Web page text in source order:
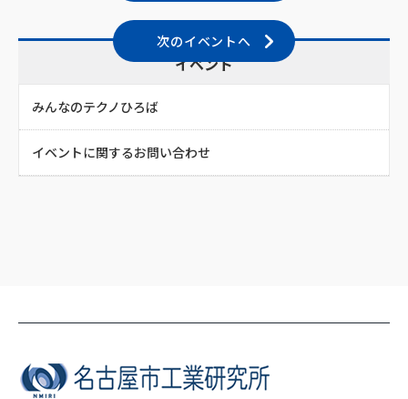
次のイベントへ
イベント
みんなのテクノひろば
イベントに関するお問い合わせ